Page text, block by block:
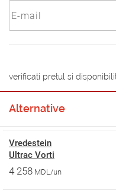
verificati pretul si
Alternative
Vredestein
Ultrac Vorti
4 258 MDL/un